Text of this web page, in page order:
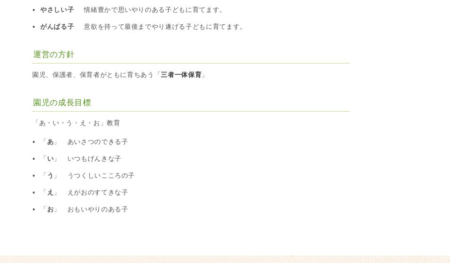
やさしい子 情緒豊かで思いやりのある子どもに育てます。
がんばる子 意欲を持って最後までやり遂げる子どもに育てます。
運営の方針
園児、保護者、保育者がともに育ちあう「 三者一体保育 」
園児の成長目標
「あ・い・う・え・お」教育
「 あ 」 あいさつのできる子
「 い 」 いつもげんきな子
「 う 」 うつくしいこころの子
「 え 」 えがおのすてきな子
「 お 」 おもいやりのある子